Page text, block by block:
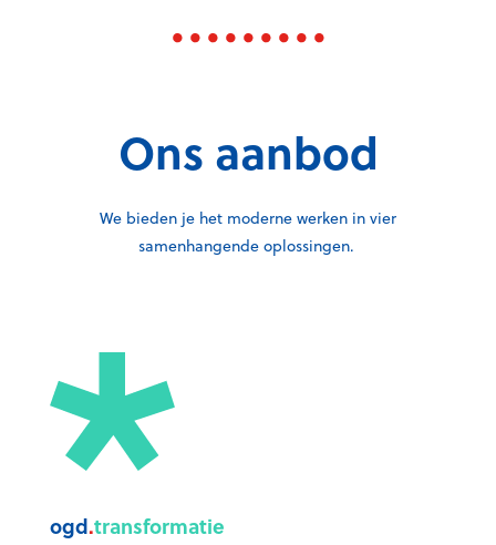
Ons aanbod
We bieden je het moderne werken in vier
samenhangende oplossingen.
ogd.transformatie